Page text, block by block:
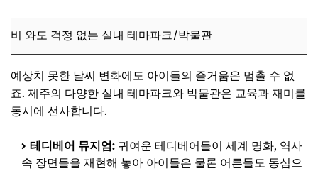
비 와도 걱정 없는 실내 테마파크/박물관
예상치 못한 날씨 변화에도 아이들의 즐거움은 멈출 수 없
죠. 제주의 다양한 실내 테마파크와 박물관은 교육과 재미를
동시에 선사합니다.
테디베어 뮤지엄: 귀여운 테디베어들이 세계 명화, 역사
속 장면들을 재현해 놓아 아이들은 물론 어른들도 동심으